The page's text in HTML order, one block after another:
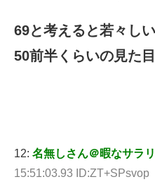
69と考えると若々し
50前半くらいの見た
12: 名無しさん＠暇なサラ
15:51:03.93 ID:ZT+SPsvop